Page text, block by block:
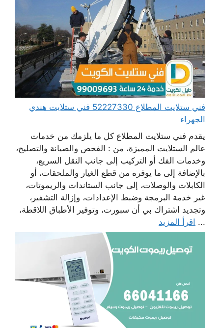
فني ستلايت المطلاع 52227330 فني ستلايت هندي
الجهراء
يقدم فني ستلايت المطلاع كل ما يلزمك من خدمات
عالم الستلايت المميزة، من : الفحص والصيانة والتصليح،
وخدمات الفك أو التركيب إلى جانب النقل السريع،
بالإضافة إلى ما يوفره من قطع الغيار والملحقات، أو
الكابلات والوصلات، إلى جانب الستاندات والريموتات،
غير خدمة البرمجة وضبط الإعدادات، وإزالة التشفير،
وتجديد اشتراك بي أن سبورت، وتوفير الأطباق اللاقطة،
... اقرأ المزيد